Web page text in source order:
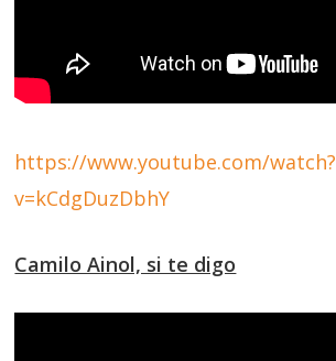
https://www.youtube.com/watch?
v=kCdgDuzDbhY
Camilo Ainol, si te digo